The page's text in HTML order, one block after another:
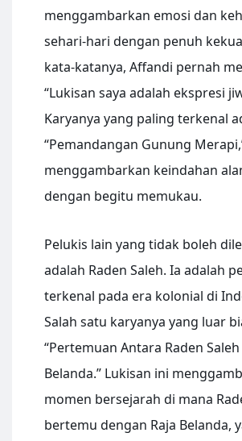
menggambarkan emosi dan
sehari-hari dengan penuh
kata-katanya, Affandi pernah
“Lukisan saya adalah ekspresi
Karyanya yang paling terkenal
“Pemandangan Gunung
menggambarkan keindahan
dengan begitu memukau.
Pelukis lain yang tidak boleh
adalah Raden Saleh. Ia adalah
terkenal pada era kolonial di
Salah satu karyanya yang luar
“Pertemuan Antara Raden
Belanda.” Lukisan ini
momen bersejarah di mana
bertemu dengan Raja Belanda,